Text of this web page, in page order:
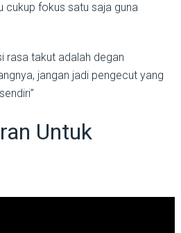
cukup fokus satu saja guna
rasa takut adalah degan
jangan jadi pengecut yang
Untuk